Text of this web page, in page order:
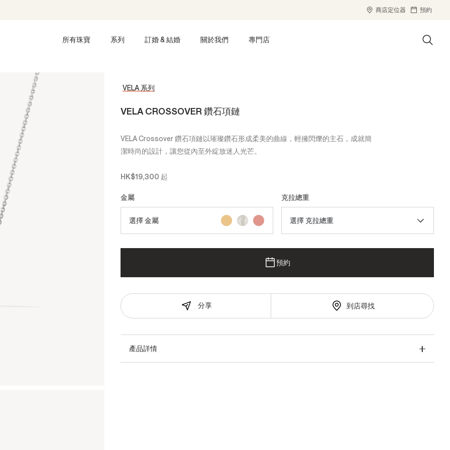
商店定位器 預約
所有珠寶 系列 訂婚 & 結婚 關於我們 專門店
VELA 系列
VELA CROSSOVER 鑽石項鏈
VELA Crossover 鑽石項鏈以璀璨鑽石形成柔美的曲線，輕擁閃爍的主石，成就簡
潔時尚的設計，讓您從內至外綻放迷人光芒。
HK$19,300 起
金屬
選擇 金屬
克拉總重
選擇 克拉總重
預約
分享 到店尋找
產品詳情